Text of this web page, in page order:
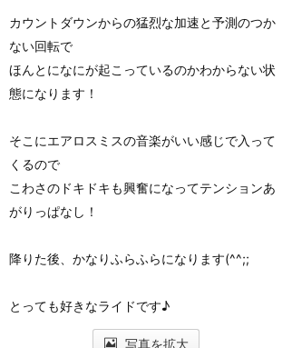
カウントダウンからの猛烈な加速と予測のつか
ない回転で
ほんとになにが起こっているのかわからない状
態になります！
そこにエアロスミスの音楽がいい感じで入って
くるので
こわさのドキドキも興奮になってテンションあ
がりっぱなし！
降りた後、かなりふらふらになります(^^;;
とっても好きなライドです♪
写真を拡大